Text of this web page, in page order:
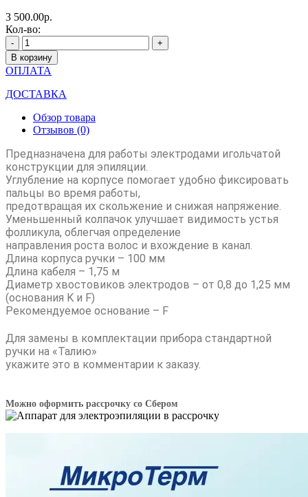
3 500.00р.
Кол-во:
-
+
В корзину
ОПЛАТА
ДОСТАВКА
Обзор товара
Отзывов (0)
Предназначена для работы электродами игольчатой
конструкции для эпиляции.
Углубление на корпусе помогает удобно фиксировать
пальцы во время работы,
предотвращая их скольжение и снижая напряжение.
Уменьшенный колпачок улучшает видимость устья
фолликула, облегчая определение
направления роста волос и вхождение в канал.
Длина корпуса ручки – 100 мм
Длина кабеля – 1,75 м
Диаметр хвостовиков электродов – от 0,8 до 1,25 мм
(основания K и F)
Рекомендуемое основание – F
Для замены в комплектации прибора стандартной
ручки на «Талию»
укажите это в комментарии к заказу.
Можно оформить рассрочку со Сбером